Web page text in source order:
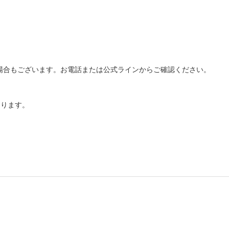
もございます。お電話または公式ラインからご確認ください。
ます。